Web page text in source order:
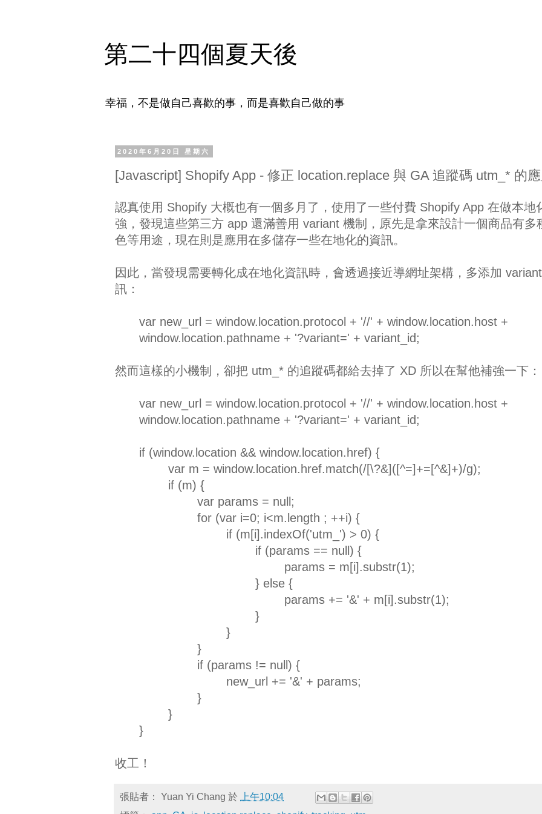
第二十四個夏天後
幸福，不是做自己喜歡的事，而是喜歡自己做的事
2020年6月20日 星期六
[Javascript] Shopify App - 修正 location.replace 與 GA 追蹤碼 utm_* 的應
認真使用 Shopify 大概也有一個多月了，使用了一些付費 Shopify App 在做本地
強，發現這些第三方 app 還滿善用 variant 機制，原先是拿來設計一個商品有多
色等用途，現在則是應用在多儲存一些在地化的資訊。
因此，當發現需要轉化成在地化資訊時，會透過接近導網址架構，多添加
訊：
var new_url = window.location.protocol + '//' + window.location.host +
window.location.pathname + '?variant=' + variant_id;
然而這樣的小機制，卻把 utm_* 的追蹤碼都給去掉了 XD 所以在幫他補強一下：
var new_url = window.location.protocol + '//' + window.location.host +
window.location.pathname + '?variant=' + variant_id;
if (window.location && window.location.href) {
var m = window.location.href.match(/[\?&]([^=]+=[^&]+)/g);
if (m) {
var params = null;
for (var i=0; i<m.length ; ++i) {
if (m[i].indexOf('utm_') > 0) {
if (params == null) {
params = m[i].substr(1);
} else {
params += '&' + m[i].substr(1);
}
}
}
if (params != null) {
new_url += '&' + params;
}
}
}
收工！
張貼者： Yuan Yi Chang 於
上午10:04